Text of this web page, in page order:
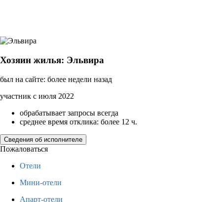
Хозяин жилья: Эльвира
был на сайте: более недели назад
участник с июля 2022
обрабатывает запросы всегда
среднее время отклика: более 12 ч.
Сведения об исполнителе
Пожаловаться
Отели
Мини-отели
Апарт-отели